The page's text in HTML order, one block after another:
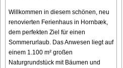
Willkommen in diesem schönen, neu
renovierten Ferienhaus in Hornbæk,
dem perfekten Ziel für einen
Sommerurlaub. Das Anwesen liegt auf
einem 1.100 m² großen
Naturgrundstück mit Bäumen und